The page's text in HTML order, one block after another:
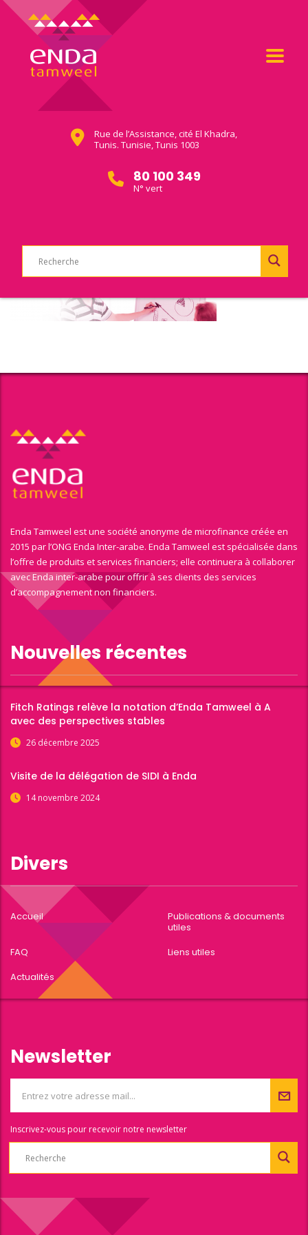
Rue de l’Assistance, cité El Khadra,
Tunis. Tunisie, Tunis 1003
80 100 349
N° vert
Enda Tamweel est une société anonyme de microfinance créée en
2015 par l’ONG Enda Inter-arabe. Enda Tamweel est spécialisée dans
l’offre de produits et services financiers; elle continuera à collaborer
avec Enda inter-arabe pour offrir à ses clients des services
d’accompagnement non financiers.
Nouvelles récentes
Fitch Ratings relève la notation d’Enda Tamweel à A
avec des perspectives stables
26 décembre 2025
Visite de la délégation de SIDI à Enda
14 novembre 2024
Divers
Accueil
Publications & documents
utiles
FAQ
Liens utiles
Actualités
Newsletter
Inscrivez-vous pour recevoir notre newsletter